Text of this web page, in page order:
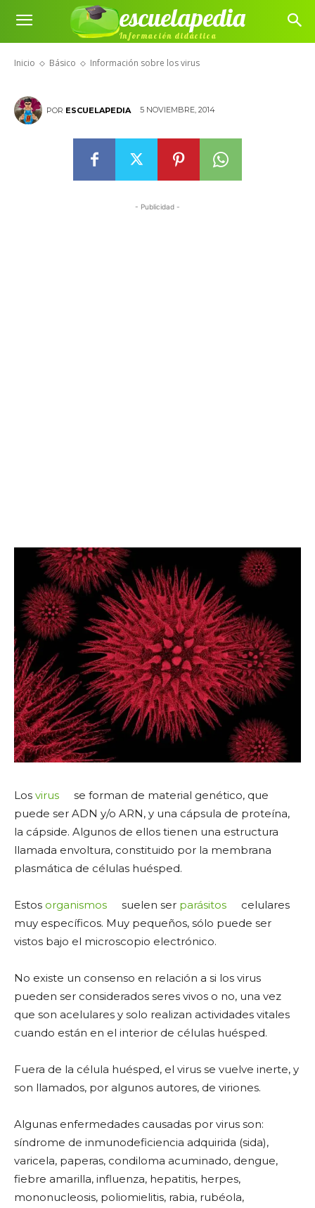
escuelapedia
Información didáctica
Inicio Básico Información sobre los virus
Información sobre los virus
POR ESCUELAPEDIA 5 NOVIEMBRE, 2014
- Publicidad -
Los virus
se forman de material genético, que
puede ser ADN y/o ARN, y una cápsula de proteína,
la cápside. Algunos de ellos tienen una estructura
llamada envoltura, constituido por la membrana
plasmática de células huésped.
Estos organismos suelen ser parásitos
celulares
muy específicos. Muy pequeños, sólo puede ser
vistos bajo el microscopio electrónico.
No existe un consenso en relación a si los virus
pueden ser considerados seres vivos o no, una vez
que son acelulares y solo realizan actividades vitales
cuando están en el interior de células huésped.
Fuera de la célula huésped, el virus se vuelve inerte, y
son llamados, por algunos autores, de viriones.
Algunas enfermedades causadas por virus son:
síndrome de inmunodeficiencia adquirida (sida),
varicela, paperas, condiloma acuminado, dengue,
fiebre amarilla, influenza, hepatitis, herpes,
mononucleosis, poliomielitis, rabia, rubéola,